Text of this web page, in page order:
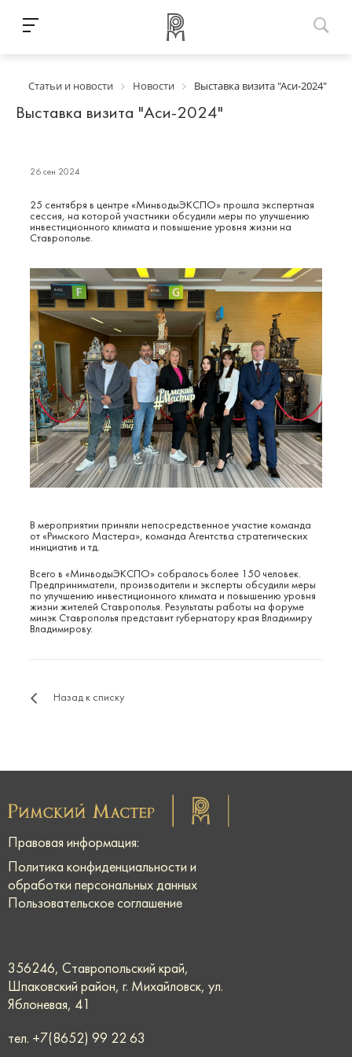
Статьи и новости Новости Выставка визита "Аси-2024"
Выставка визита "Аси-2024"
26 сен 2024
25 сентября в центре «МинводыЭКСПО» прошла экспертная
сессия, на которой участники обсудили меры по улучшению
инвестиционного климата и повышение уровня жизни на
Ставрополье.
В мероприятии приняли непосредственное участие команда
от «Римского Мастера», команда Агентства стратегических
инициатив и тд.
Всего в «МинводыЭКСПО» собралось более 150 человек.
Предприниматели, производители и эксперты обсудили меры
по улучшению инвестиционного климата и повышению уровня
жизни жителей Ставрополья. Результаты работы на форуме
минэк Ставрополья представит губернатору края Владимиру
Владимирову.
Назад к списку
Правовая информация:
Политика конфиденциальности и
обработки персональных данных
Пользовательское соглашение
356246, Ставропольский край,
Шпаковский район, г. Михайловск, ул.
Яблоневая, 41
тел. +7(8652) 99 22 63